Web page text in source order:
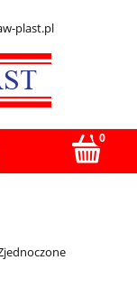
plast.pl